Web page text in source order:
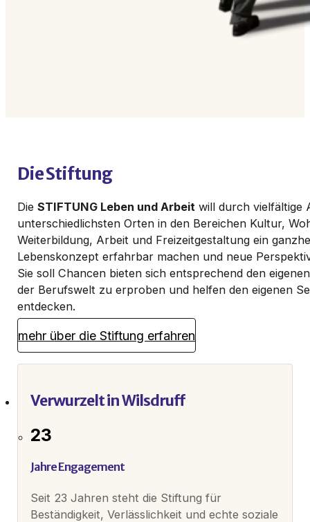
Die Stiftung
DieSTIFTUNG Leben und Arbeit will durch vielfältige
unterschiedlichsten Orten in den Bereichen Kultur,
Weiterbildung, Arbeit und Freizeitgestaltung ein
Lebenskonzept erfahrbar machen und neue
Sie soll Chancen bieten sich entsprechend den
der Berufswelt zu erproben und helfen den eigenen
entdecken.
mehr über die Stiftung erfahren
Verwurzelt in Wilsdruff
23
Jahre Engagement
Seit 23 Jahren steht die Stiftung für
Beständigkeit, Verlässlichkeit und echte soziale